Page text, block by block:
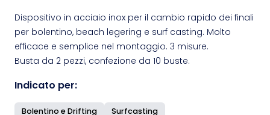
Dispositivo in acciaio inox per il cambio rapido dei finali
per bolentino, beach legering e surf casting. Molto
efficace e semplice nel montaggio. 3 misure.
Busta da 2 pezzi, confezione da 10 buste.
Indicato per:
Bolentino e Drifting Surfcasting